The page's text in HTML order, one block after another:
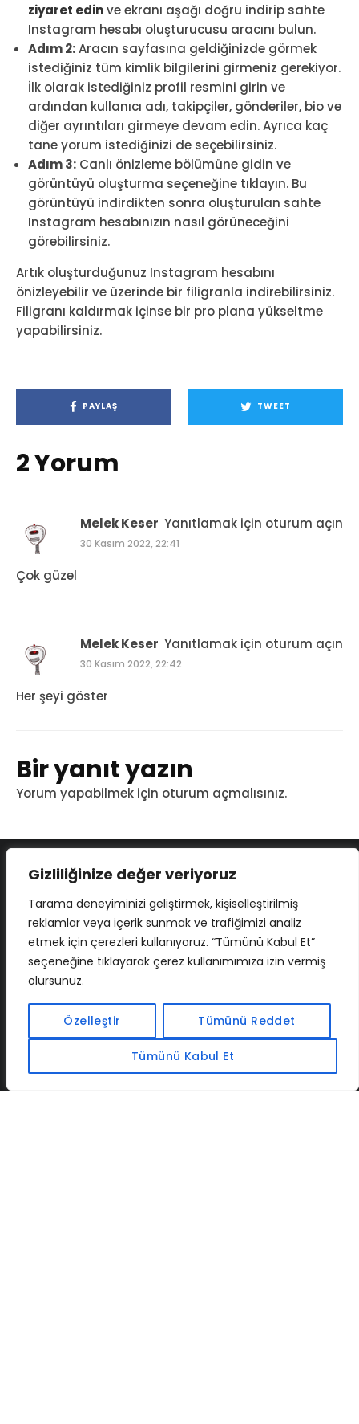
Gizliliğinize değer veriyoruz
Tarama deneyiminizi geliştirmek, kişiselleştirilmiş
reklamlar veya içerik sunmak ve trafiğimizi analiz
etmek için çerezleri kullanıyoruz. “Tümünü Kabul Et”
seçeneğine tıklayarak çerez kullanımımıza izin vermiş
olursunuz.
Özelleştir Tümünü Reddet
Tümünü Kabul Et
ziyaret edinve ekranı aşağı doğru indirip sahte
Instagram hesabı oluşturucusu aracını bulun.
Adım 2:Aracın sayfasına geldiğinizde görmek
istediğiniz tüm kimlik bilgilerini girmeniz gerekiyor.
İlk olarak istediğiniz profil resmini girin ve
ardından kullanıcı adı, takipçiler, gönderiler, bio ve
diğer ayrıntıları girmeye devam edin. Ayrıca kaç
tane yorum istediğinizi de seçebilirsiniz.
Adım 3: Canlı önizleme bölümüne gidin ve
görüntüyü oluşturma seçeneğine tıklayın. Bu
görüntüyü indirdikten sonra oluşturulan sahte
Instagram hesabınızın nasıl görüneceğini
görebilirsiniz.
Artık oluşturduğunuz Instagram hesabını
önizleyebilir ve üzerinde bir filigranla indirebilirsiniz.
Filigranı kaldırmak içinse bir pro plana yükseltme
yapabilirsiniz.
PAYLAŞ TWEET
2 Yorum
Melek Keser
30 Kasım 2022, 22:41
Çok güzel
Yanıtlamak için oturum açın
Melek Keser
30 Kasım 2022, 22:42
Her şeyi göster
Yanıtlamak için oturum açın
Bir yanıt yazın
Yorum yapabilmek için oturum açmalısınız.
İLETIŞIM BAF CADSOFTUSA MAXIMUMPCGUIDES